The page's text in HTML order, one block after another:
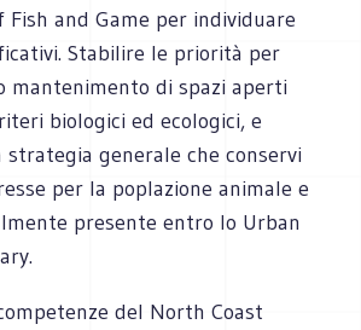
and Game per individuare
Stabilire le priorità per
mantenimento di spazi aperti
biologici ed ecologici, e
strategia generale che conservi
per la poplazione animale e
presente entro lo Urban
del North Coast